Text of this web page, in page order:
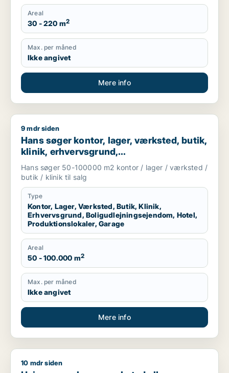
Areal
30 - 220 m2
Max. per måned
Ikke angivet
Mere info
Hans søger kontor, lager, værksted, butik, klinik,
9 mdr siden
Hans søger kontor, lager, værksted, butik,
klinik, erhvervsgrund,
boligudlejningsejendom, hotel,
produktionslokaler eller garage til salg i
Region Sjælland
Hans søger 50-100000 m2 kontor / lager / værksted /
butik / klinik til salg
Type
Kontor, Lager, Værksted, Butik, Klinik,
Erhvervsgrund, Boligudlejningsejendom, Hotel,
Produktionslokaler, Garage
Areal
50 - 100.000 m2
Max. per måned
Ikke angivet
Mere info
Heino søger lager, værksted eller produktionslokaler til salg
10 mdr siden